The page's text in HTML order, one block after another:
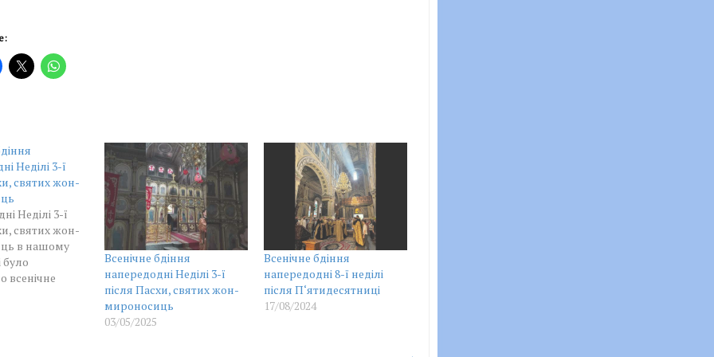
Неділі 3-ї
святих жон-
Неділі 3-ї
святих жон-
в нашому
було
всенічне
Всенічне бдіння
напередодні Неділі 3-ї
після Пасхи, святих жон-
мироносиць
03/05/2025
Всенічне бдіння
напередодні 8-ї неділі
після П‘ятидесятниці
17/08/2024